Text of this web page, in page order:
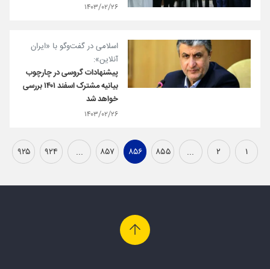
۱۴۰۳/۰۲/۲۶
اسلامی در گفت‌وگو با «ایران
آنلاین»:
پیشنهادات گروسی در چارچوب
بیانیه مشترک اسفند ۱۴۰۱ بررسی
خواهد شد
۱۴۰۳/۰۲/۲۶
۱ ۲ ... ۸۵۵ ۸۵۶ ۸۵۷ ... ۹۲۴ ۹۲۵